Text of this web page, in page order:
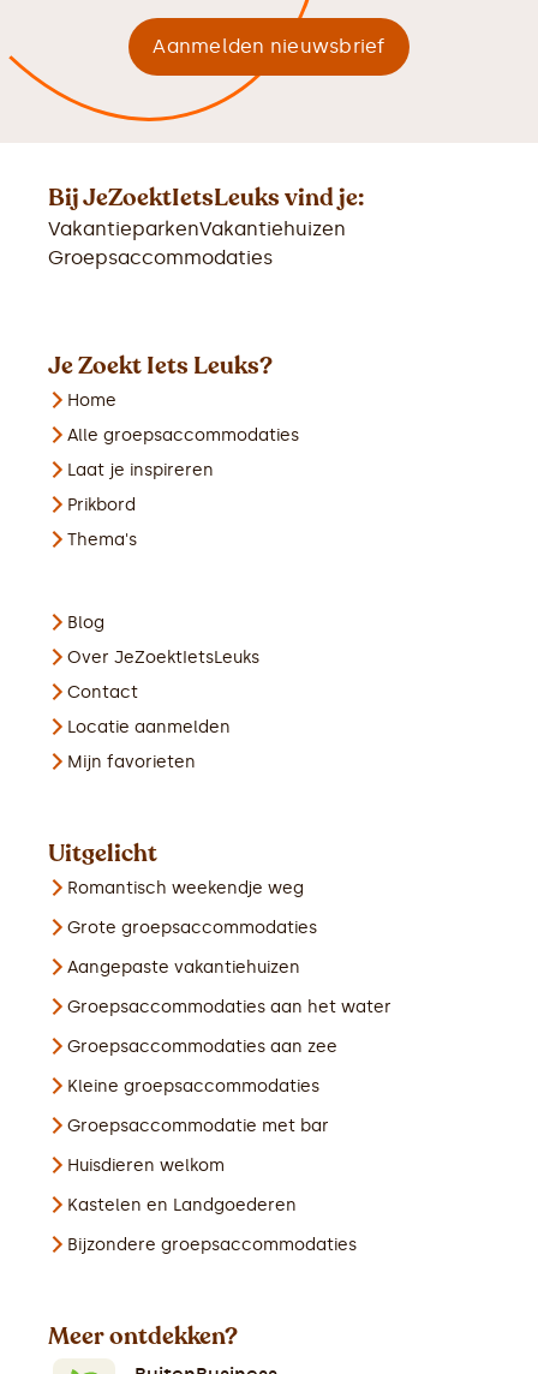
Bij JeZoektIetsLeuks vind je:
VakantieparkenVakantiehuizen
Groepsaccommodaties
Je Zoekt Iets Leuks?
Home
Alle groepsaccommodaties
Laat je inspireren
Prikbord
Thema's
Blog
Over JeZoektIetsLeuks
Contact
Locatie aanmelden
Mijn favorieten
Uitgelicht
Romantisch weekendje weg
Grote groepsaccommodaties
Aangepaste vakantiehuizen
Groepsaccommodaties aan het water
Groepsaccommodaties aan zee
Kleine groepsaccommodaties
Groepsaccommodatie met bar
Huisdieren welkom
Kastelen en Landgoederen
Bijzondere groepsaccommodaties
Meer ontdekken?